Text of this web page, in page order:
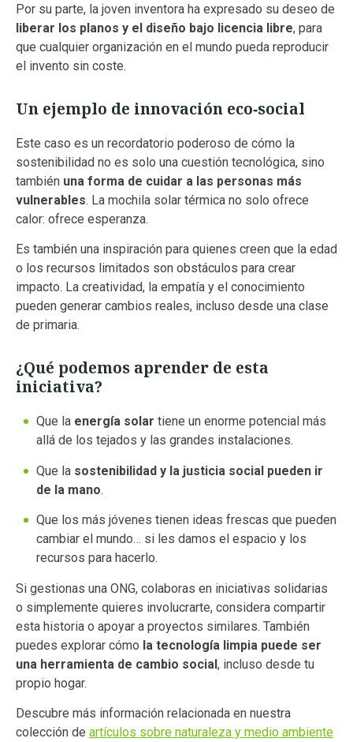
Por su parte, la joven inventora ha expresado su deseo de
liberar los planos y el diseño bajo licencia libre, para
que cualquier organización en el mundo pueda reproducir
el invento sin coste.
Un ejemplo de innovación eco‑social
Este caso es un recordatorio poderoso de cómo la
sostenibilidad no es solo una cuestión tecnológica, sino
también una forma de cuidar a las personas más
vulnerables. La mochila solar térmica no solo ofrece
calor: ofrece esperanza.
Es también una inspiración para quienes creen que la edad
o los recursos limitados son obstáculos para crear
impacto. La creatividad, la empatía y el conocimiento
pueden generar cambios reales, incluso desde una clase
de primaria.
¿Qué podemos aprender de esta
iniciativa?
Que la energía solar tiene un enorme potencial más
allá de los tejados y las grandes instalaciones.
Que la sostenibilidad y la justicia social pueden ir
de la mano.
Que los más jóvenes tienen ideas frescas que pueden
cambiar el mundo… si les damos el espacio y los
recursos para hacerlo.
Si gestionas una ONG, colaboras en iniciativas solidarias
o simplemente quieres involucrarte, considera compartir
esta historia o apoyar a proyectos similares. También
puedes explorar cómo la tecnología limpia puede ser
una herramienta de cambio social, incluso desde tu
propio hogar.
Descubre más información relacionada en nuestra
colección de artículos sobre naturaleza y medio ambiente